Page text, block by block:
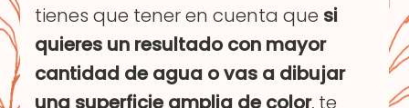
tienes que tener en cuenta que si
quieres un resultado con mayor
cantidad de agua o vas a dibujar
una superficie amplia de color, te